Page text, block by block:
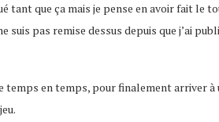
tant que ça mais je pense en avoir fait
suis pas remise dessus depuis que j’ai
temps en temps, pour finalement arriver